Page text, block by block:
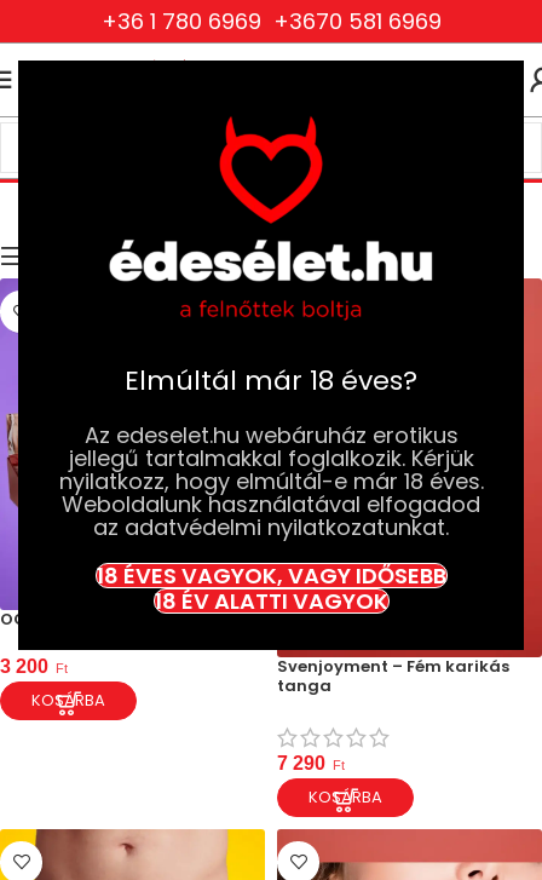
Elmúltál már 18 éves?
Az edeselet.hu webáruház erotikus
jellegű tartalmakkal foglalkozik. Kérjük
nyilatkozz, hogy elmúltál-e már 18 éves.
Weboldalunk használatával elfogadod
az adatvédelmi nyilatkozatunkat.
18 ÉVES VAGYOK, VAGY IDŐSEBB
18 ÉV ALATTI VAGYOK
+36 1 780 6969 +3670 581 6969
Ruhák és Fehérneműk
Ruhák és Fehérneműk
OOTB – Kötött pénisz melegítő
3 200 Ft
KOSÁRBA
Svenjoyment – Fém karikás
tanga
7 290 Ft
KOSÁRBA